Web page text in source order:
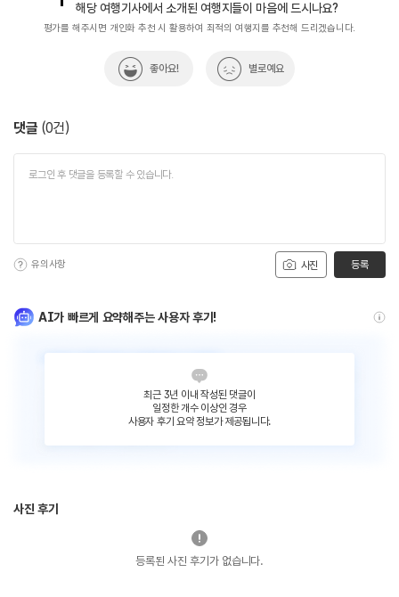
해당 여행기사에서 소개된 여행지들이 마음에 드시나요?
평가를 해주시면 개인화 추천 시 활용하여 최적의 여행지를 추천해 드리겠습니다.
좋아요! 별로예요
댓글 (0건)
사진
유의사항 등록
AI가 빠르게 요약해주는 사용자 후기!
최근 3년 이내 작성된 댓글이
일정한 개수 이상인 경우
사용자 후기 요약 정보가 제공됩니다.
사진 후기
등록된 사진 후기가 없습니다.